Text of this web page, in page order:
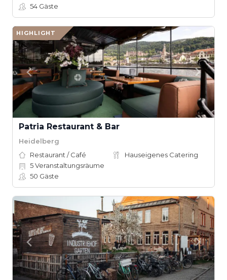
54 Gäste
HIGHLIGHT
Patria Restaurant & Bar
Heidelberg
Restaurant / Café
Hauseigenes Catering
5Veranstaltungsräume
50 Gäste